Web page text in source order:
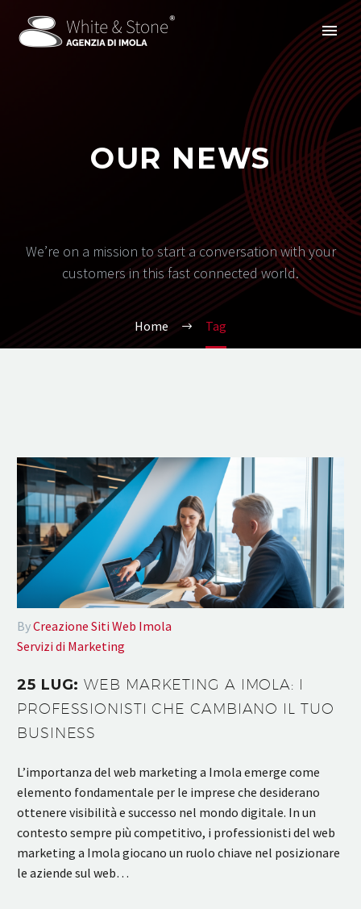
OUR NEWS
We’re on a mission to start a conversation with your
customers in this fast connected world.
Home Tag
ByCreazione Siti Web Imola
Servizi di Marketing
25 LUG:WEB MARKETING A IMOLA: I
PROFESSIONISTI CHE CAMBIANO IL TUO
BUSINESS
L’importanza del web marketing a Imola emerge come
elemento fondamentale per le imprese che desiderano
ottenere visibilità e successo nel mondo digitale. In un
contesto sempre più competitivo, i professionisti del web
marketing a Imola giocano un ruolo chiave nel posizionare
le aziende sul web…